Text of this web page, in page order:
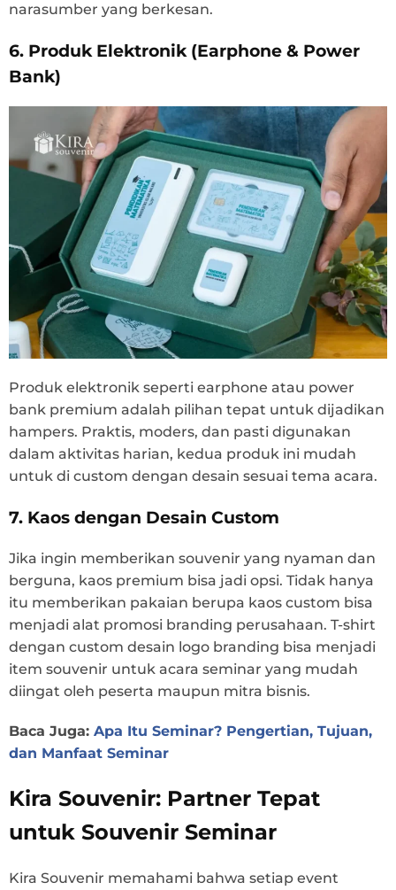
narasumber yang berkesan.
6. Produk Elektronik (Earphone & Power
Bank)
Produk elektronik seperti earphone atau power
bank premium adalah pilihan tepat untuk dijadikan
hampers. Praktis, moders, dan pasti digunakan
dalam aktivitas harian, kedua produk ini mudah
untuk di custom dengan desain sesuai tema acara.
7. Kaos dengan Desain Custom
Jika ingin memberikan souvenir yang nyaman dan
berguna, kaos premium bisa jadi opsi. Tidak hanya
itu memberikan pakaian berupa kaos custom bisa
menjadi alat promosi branding perusahaan. T-shirt
dengan custom desain logo branding bisa menjadi
item souvenir untuk acara seminar yang mudah
diingat oleh peserta maupun mitra bisnis.
Baca Juga: Apa Itu Seminar? Pengertian, Tujuan,
dan Manfaat Seminar
Kira Souvenir: Partner Tepat
untuk Souvenir Seminar
Kira Souvenir memahami bahwa setiap event